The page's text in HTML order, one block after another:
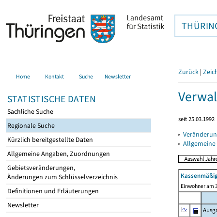
Home Kontakt Suche Newsletter
STATISTISCHE DATEN
Sachliche Suche
Regionale Suche
Kürzlich bereitgestellte Daten
Allgemeine Angaben, Zuordnungen
Gebietsveränderungen,
Änderungen zum Schlüsselverzeichnis
Definitionen und Erläuterungen
Newsletter
Zurück |
seit 25.03.1992
▸
▸
Einwohner am